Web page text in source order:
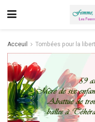
Acceuil Tombées pour la